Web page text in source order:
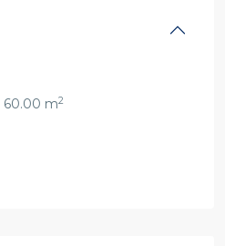
60.00 m2